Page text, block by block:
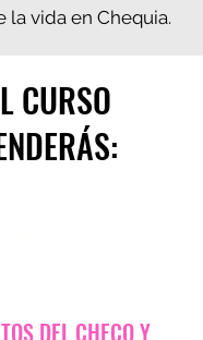
la vida en Chequia.
CURSO
DEL CHECO Y